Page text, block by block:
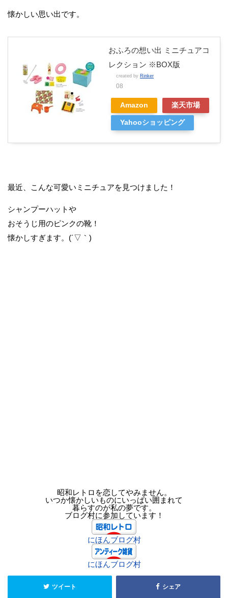
懐かしい思い出です。
おふろの想い出 ミニチュアコ
レクション ※BOX版
created by Rinker
08
Amazon 楽天市場
Yahooショッピング
最近、こんな可愛いミニチュアを見つけました！
シャンプーハットや
おそうじ用のピンクの靴！
懐かしすぎます。(´▽｀)
昭和レトロを恋してやみません。
いつか懐かしいものにいっぱい囲まれて
暮らすのが私の夢です。
ブログ村に参加しています！
にほんブログ村
にほんブログ村
ツイート シェア